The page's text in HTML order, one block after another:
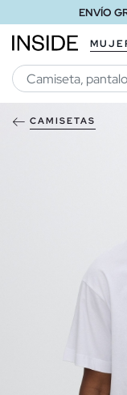
ENVÍO
CAMISETAS